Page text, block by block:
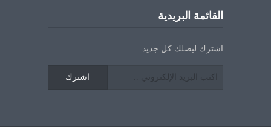
القائمة البريدية
اشترك ليصلك كل جديد.
اشترك